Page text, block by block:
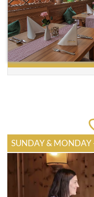
SUNDAY & MONDAY